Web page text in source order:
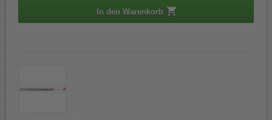
In den Warenkorb